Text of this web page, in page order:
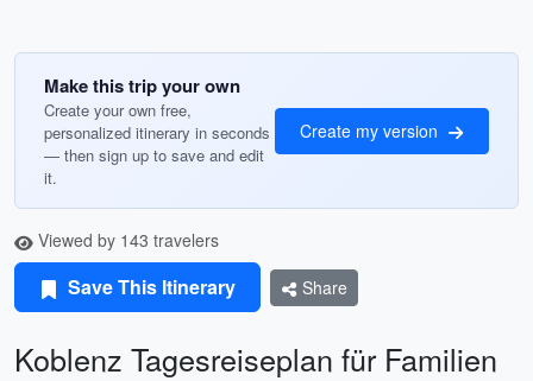
Make this trip your own
Create your own free,
personalized itinerary in seconds
— then sign up to save and edit
it.
Create my version
Viewed by 143 travelers
Save This Itinerary Share
Koblenz Tagesreiseplan für Familien